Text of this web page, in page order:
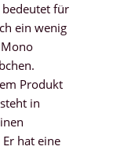
für
ein wenig
Produkt
in
hat eine